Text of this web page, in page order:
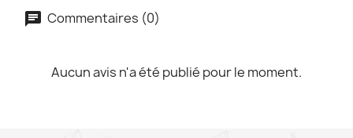
Commentaires (0)
Aucun avis n'a été publié pour le moment.